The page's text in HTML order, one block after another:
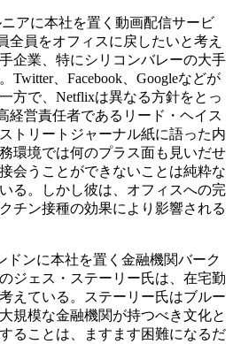
アに本社を置く動画配信サービ
全員をオフィスに戻したいと考え
企業、特にシリコンバレーの大手
Twitter、Facebook、Googleなどが
方で、Netflixは異なる方針をとっ
経営責任者であるリード・ヘイス
トリートジャーナル紙に語った内
環境では何のプラス面も見いだせ
会うことができないことは純粋な
る。しかし彼は、オフィスへの完
チン接種の効果により影響される
ドンに本社を置く金融機関バーク
ジェス・ステーリー氏は、在宅勤
えている。ステーリー氏はブルー
規模な金融機関が持つべき文化と
ることは、ますます困難になるだ